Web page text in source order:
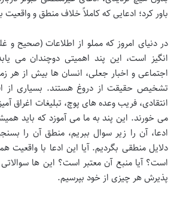
باور کرد؛ ادعایی که کاملاً خلاف منطق و واقعیت
در دنیای امروز که مملو از اطلاعات (صحیح
انگیز است، این پند اهمیتی دوچندان می
اجتماعی و اخبار جعلی، انسان ها بیش از هر
تشخیص حقیقت از دروغ هستند. بسیاری از
انتقادی، فریب وعده های پوچ، تبلیغات اغراق
می خورند. این پند به ما می آموزد که باید
ادعا، آن را زیر سوال ببریم، منطق آن را
دلایل منطقی بگردیم. آیا این ادعا با واقعیت
است؟ آیا منبع آن معتبر است؟ این ها
پذیرش هر چیزی از خود بپرسیم.